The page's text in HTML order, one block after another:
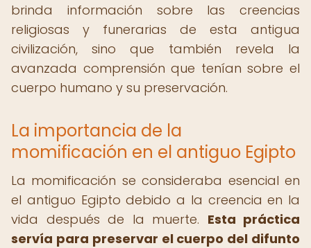
brinda información sobre las creencias
religiosas y funerarias de esta antigua
civilización, sino que también revela la
avanzada comprensión que tenían sobre el
cuerpo humano y su preservación.
La importancia de la
momificación en el antiguo Egipto
La momificación se consideraba esencial en
el antiguo Egipto debido a la creencia en la
vida después de la muerte. Esta práctica
servía para preservar el cuerpo del difunto